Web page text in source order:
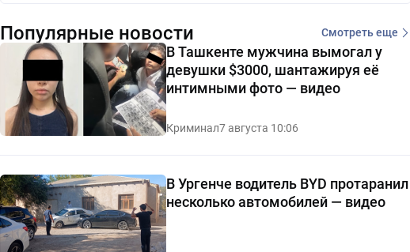
Популярные новости Смотреть еще
В Ташкенте мужчина вымогал у
девушки $3000, шантажируя её
интимными фото — видео
Криминал7 августа 10:06
В Ургенче водитель BYD протаранил
несколько автомобилей — видео